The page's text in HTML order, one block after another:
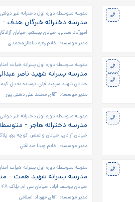
مدرسه متوسطه دوره اول دخترانه غیر دولتی
مدرسه دخترانه خبرگان هدف
امیرآباد شمالی، خیابان بیستم، خیابان آزادگان،
مدیر موسسه: خانم زهره سلطان‌محمدی
مدرسه متوسطه دوره اول پسرانه هیات
مدرسه پسرانه شهید ناصر
خیابان شهید سپهبد قرنی، نرسیده به پل
مدیر موسسه: آقای محمد علی دشتی پور
مدرسه متوسطه دوره اول دخترانه غیر دولتی
مدرسه دخترانه هاجر -
خیابان آزادی، خیابان والعصر، کوچه بزم، پلاک
مدیر موسسه: خانم ویدا صداقتی
مدرسه متوسطه دوره اول پسرانه هیات
مدرسه پسرانه شهید همت -
خیابان یوسف آباد، خیابان سی ام، پلاک ۴۸
مدیر موسسه: آقای مهرداد اسلامی